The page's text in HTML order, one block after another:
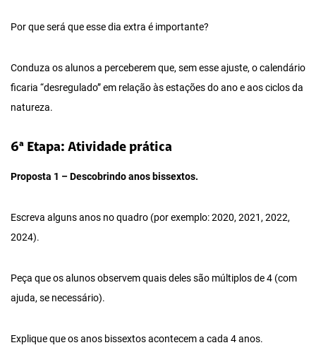
Por que será que esse dia extra é importante?
Conduza os alunos a perceberem que, sem esse ajuste, o calendário
ficaria “desregulado” em relação às estações do ano e aos ciclos da
natureza.
6ª Etapa: Atividade prática
Proposta 1 – Descobrindo anos bissextos.
Escreva alguns anos no quadro (por exemplo: 2020, 2021, 2022,
2024).
Peça que os alunos observem quais deles são múltiplos de 4 (com
ajuda, se necessário).
Explique que os anos bissextos acontecem a cada 4 anos.